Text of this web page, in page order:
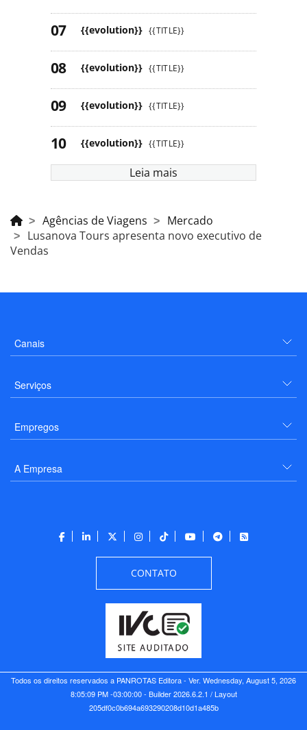
{{evolution}} {{TITLE}}
{{evolution}} {{TITLE}}
{{evolution}} {{TITLE}}
{{evolution}} {{TITLE}}
Leia mais
Agências de Viagens
Mercado
Lusanova Tours apresenta novo executivo de
Vendas
Canais
Serviços
Empregos
A Empresa
CONTATO
Todos os direitos reservados a PANROTAS Editora - Ver. Wednesday, August 5, 2026
8:05:09 PM -03:00:00 - Builder 2026.6.2.1 / Layout
205df0c0b694a693290208d10d1a485b